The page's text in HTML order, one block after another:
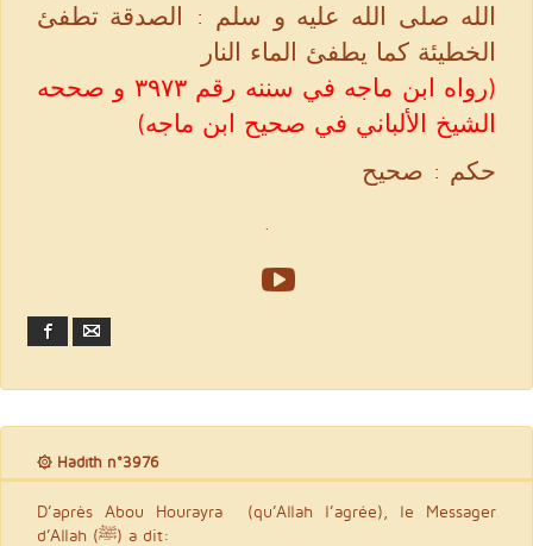
الله صلى الله عليه و سلم : الصدقة تطفئ
الخطيئة كما يطفئ الماء النار
(رواه ابن ماجه في سننه رقم ٣٩٧٣ و صححه
الشيخ الألباني في صحيح ابن ماجه)
حكم : صحيح
Facebook
۞ Hadith n°3976
D’après Abou Hourayra (qu’Allah l’agrée), le Messager
d’Allah (ﷺ) a dit: